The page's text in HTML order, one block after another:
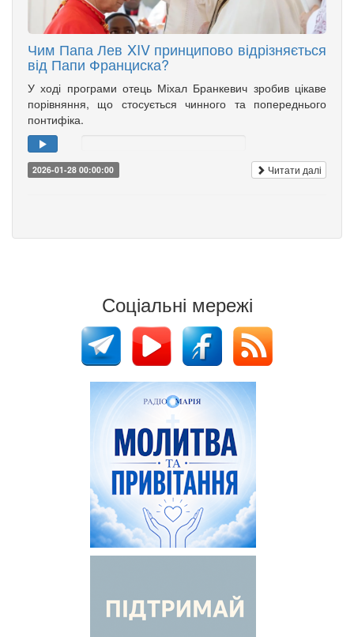
Чим Папа Лев XIV принципово відрізняється
від Папи Франциска?
У ході програми отець Міхал Бранкевич зробив цікаве
порівняння, що стосується чинного та попереднього
понтифіка.
2026-01-28 00:00:00 Читати далі
Соціальні мережі